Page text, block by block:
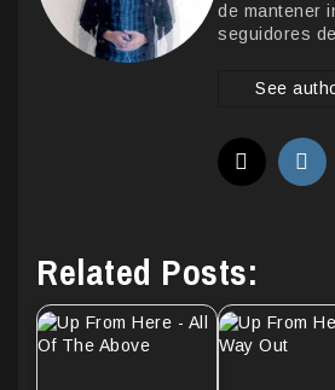
de mantener
seguidores
See
Related Posts: